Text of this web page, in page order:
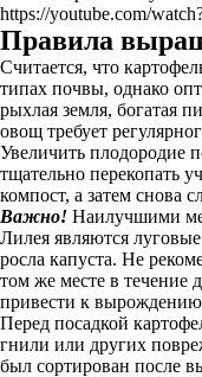
https://youtube.com/
Правила
Считается, что
типах почвы, однако
рыхлая земля, богатая
овощ требует
Увеличить плодородие
тщательно перекопать
компост, а затем снова
Важно! Наилучшими
Лилея являются
росла капуста. Не
том же месте в течение
привести к
Перед посадкой
гнили или других
был сортирован после